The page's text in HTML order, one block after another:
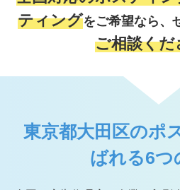
ティングをご希望なら、
ご相談くだ
東京都大田区のポ
ばれる6つ